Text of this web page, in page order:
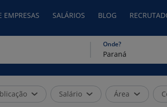
EMPRESAS SALÁRIOS BLOG
Onde?
Salário Área